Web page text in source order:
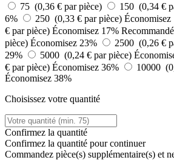
75 (0,36 € par pièce)
150 (0,34 €
6%
250 (0,33 € par pièce) Économisez
€ par pièce) Économisez 17% Recommandé
pièce) Économisez 23% 2500 (0,26 €
29%
5000 (0,24 € par pièce)
€ par pièce) Économisez 36%
10000
Économisez 38%
Choisissez votre quantité
Confirmez la quantité
Confirmez la quantité pour continuer
Commandez pièce(s) supplémentaire(s) et